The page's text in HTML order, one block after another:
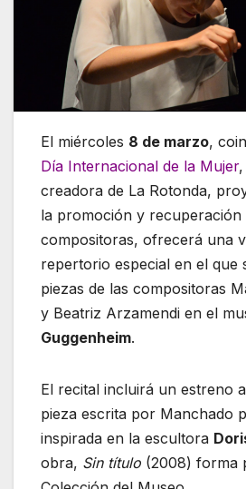
El miércoles 8 de marzo,
Día Internacional de la Mujer,
creadora de La Rotonda,
la promoción y recuperación
compositoras, ofrecerá una
repertorio especial en el que
piezas de las compositoras
y Beatriz Arzamendi en el
Guggenheim.
El recital incluirá un estreno
pieza escrita por Manchado
inspirada en la escultora
obra, Sin título (2008) forma